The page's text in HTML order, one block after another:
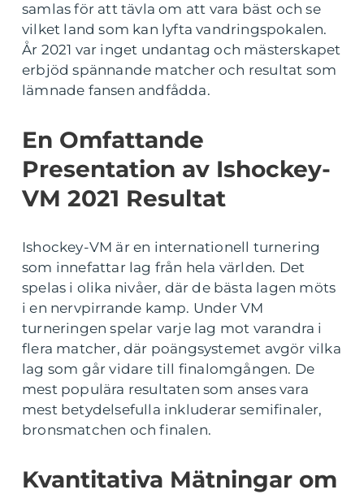
samlas för att tävla om att vara bäst och se
vilket land som kan lyfta vandringspokalen.
År 2021 var inget undantag och mästerskapet
erbjöd spännande matcher och resultat som
lämnade fansen andfådda.
En Omfattande
Presentation av Ishockey-
VM 2021 Resultat
Ishockey-VM är en internationell turnering
som innefattar lag från hela världen. Det
spelas i olika nivåer, där de bästa lagen möts
i en nervpirrande kamp. Under VM
turneringen spelar varje lag mot varandra i
flera matcher, där poängsystemet avgör vilka
lag som går vidare till finalomgången. De
mest populära resultaten som anses vara
mest betydelsefulla inkluderar semifinaler,
bronsmatchen och finalen.
Kvantitativa Mätningar om